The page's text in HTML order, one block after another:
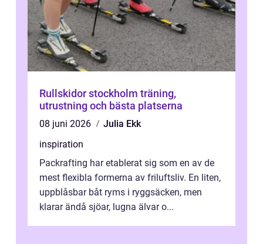
Rullskidor stockholm träning,
utrustning och bästa platserna
08 juni 2026
Julia Ekk
inspiration
Packrafting har etablerat sig som en av de
mest flexibla formerna av friluftsliv. En liten,
uppblåsbar båt ryms i ryggsäcken, men
klarar ändå sjöar, lugna älvar o...